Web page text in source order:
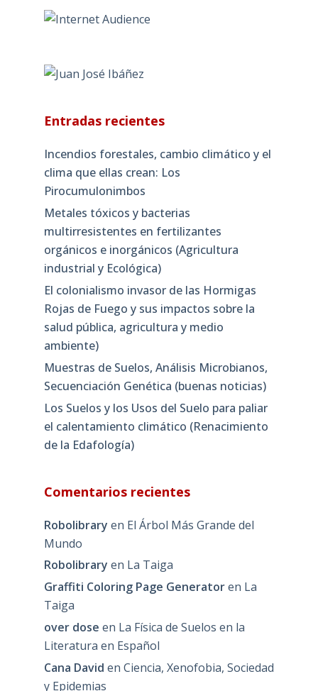
Entradas recientes
Incendios forestales, cambio climático y el
clima que ellas crean: Los
Pirocumulonimbos
Metales tóxicos y bacterias
multirresistentes en fertilizantes
orgánicos e inorgánicos (Agricultura
industrial y Ecológica)
El colonialismo invasor de las Hormigas
Rojas de Fuego y sus impactos sobre la
salud pública, agricultura y medio
ambiente)
Muestras de Suelos, Análisis Microbianos,
Secuenciación Genética (buenas noticias)
Los Suelos y los Usos del Suelo para paliar
el calentamiento climático (Renacimiento
de la Edafología)
Comentarios recientes
Robolibrary en El Árbol Más Grande del
Mundo
Robolibrary en La Taiga
Graffiti Coloring Page Generatoren La
Taiga
over dose en La Física de Suelos en la
Literatura en Español
Cana David en Ciencia, Xenofobia, Sociedad
y Epidemias